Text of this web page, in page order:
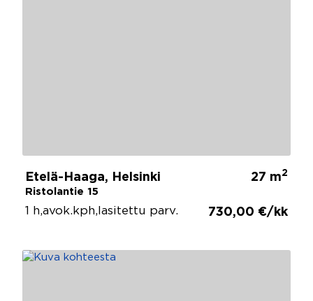
Etelä-Haaga, Helsinki
Ristolantie 15
27 m2
1 h,avok.kph,lasitettu parv. 730,00 €/kk